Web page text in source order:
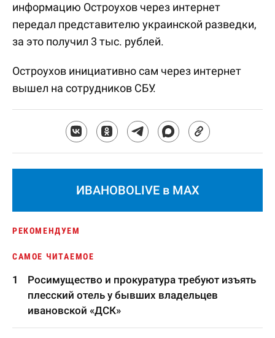
информацию Остроухов через интернет
передал представителю украинской разведки,
за это получил 3 тыс. рублей.
Остроухов инициативно сам через интернет
вышел на сотрудников СБУ.
ИВАНОВОLIVE в MAX
РЕКОМЕНДУЕМ
САМОЕ ЧИТАЕМОЕ
Росимущество и прокуратура требуют изъять
плесский отель у бывших владельцев
ивановской «ДСК»